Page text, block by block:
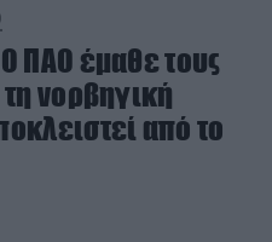
ΠΑΟ έμαθε τους
νορβηγική
από το